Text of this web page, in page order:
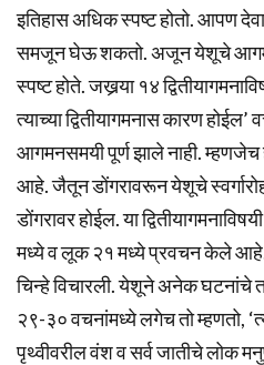
इतिहास अधिक स्पष्ट होतो. आपण
समजून घेऊ शकतो. अजून येशूचे
स्पष्ट होते. जखर्‍या १४
त्याच्या द्वितीयागमनास कारण
आगमनसमयी पूर्ण झाले नाही. म्हणजेच
आहे. जैतून डोंगरावरून येशूचे
डोंगरावर होईल. या
मध्ये व लूक २१ मध्ये प्रवचन केले आहे.
चिन्हे विचारली. येशूने अनेक घटनांचे
२९-३० वचनांमध्ये लगेच तो म्हणतो,
पृथ्वीवरील वंश व सर्व जातीचे लोक